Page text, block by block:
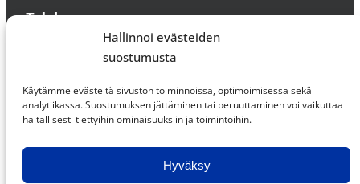
Hallinnoi evästeiden
suostumusta
Käytämme evästeitä sivuston toiminnoissa, optimoimisessa sekä
analytiikassa. Suostumuksen jättäminen tai peruuttaminen voi vaikuttaa
haitallisesti tiettyihin ominaisuuksiin ja toimintoihin.
Hyväksy
Tehdas
Pätsiniementie 65
37800 AKAA
PL 85 37801 AKAA
Supplier Code of Conduct »